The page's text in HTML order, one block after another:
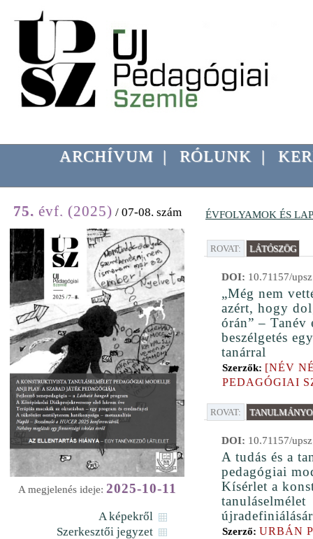
ARCHÍVUM | RÓLUNK |
75. évf. (2025) / 07-08. szám
A megjelenés ideje: 2025-10-11
A képekről
Szerkesztői jegyzet
ÉVFOLYAMOK ÉS
ROVAT: LÁTÓSZÖG
DOI: 10.71157/
„Még nem
azért, hogy
órán” – Tanév
beszélgetés
tanárral
Szerzők: [NÉV
PEDAGÓGIAI
ROVAT:
DOI: 10.71157/
A tudás és a
pedagógiai
Kísérlet a
tanuláselmélet
Szerző: URBÁN